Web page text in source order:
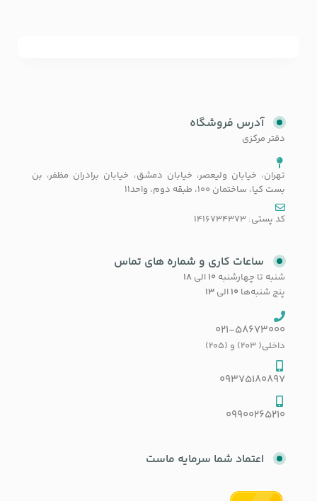
آدرس فروشگاه
دفتر مرکزی
تهران، خیابان ولیعصر، خیابان دمشق، خیابان برادران مظفر، بن
بست کیا، ساختمان 100، طبقه دوم، واحد11
کد پستی: 1416734373
ساعات کاری و شماره های تماس
شنبه تا چهارشنبه ۱۰ الی ۱۸
پنج شنبه‌ها ۱۰ الی ۱۳
021-58673000
داخلی( 203) و (205)
09375180897
09900265210
اعتماد شما سرمایه ماست